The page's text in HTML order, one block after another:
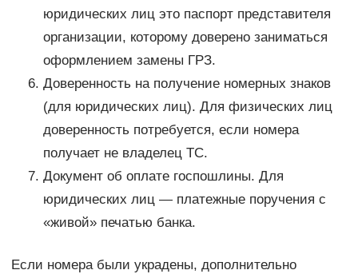
юридических лиц это паспорт представителя
организации, которому доверено заниматься
оформлением замены ГРЗ.
Доверенность на получение номерных знаков
(для юридических лиц). Для физических лиц
доверенность потребуется, если номера
получает не владелец ТС.
Документ об оплате госпошлины. Для
юридических лиц — платежные поручения с
«живой» печатью банка.
Если номера были украдены, дополнительно